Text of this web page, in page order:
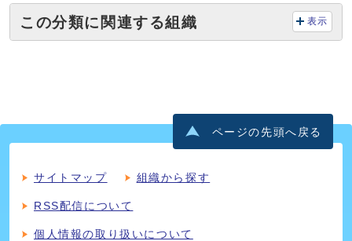
この分類に関連する組織 表示
ページの先頭へ戻る
サイトマップ 組織から探す
RSS配信について
個人情報の取り扱いについて